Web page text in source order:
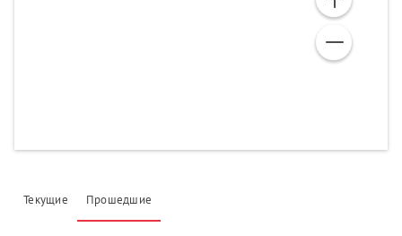
Текущие Прошедшие